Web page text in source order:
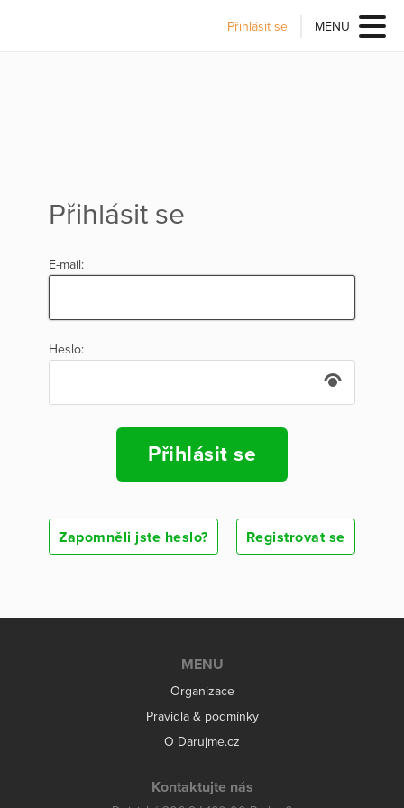
Přihlásit se MENU
Přihlásit se
E-mail:
Heslo:
Přihlásit se
Zapomněli jste heslo? Registrovat se
MENU
Organizace
Pravidla & podmínky
O Darujme.cz
Kontaktujte nás